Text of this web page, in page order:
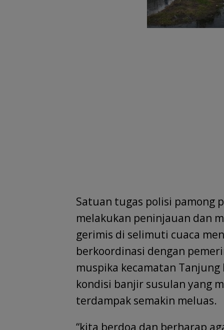
Satuan tugas polisi pamong
melakukan peninjauan dan
gerimis di selimuti cuaca
berkoordinasi dengan
muspika kecamatan
kondisi banjir susulan yang
terdampak semakin meluas.
“kita berdoa dan berharap